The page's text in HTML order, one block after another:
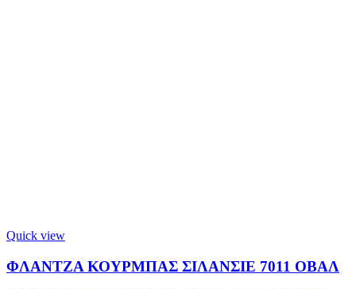
Quick view
ΦΛΑΝΤΖΑ ΚΟΥΡΜΠΑΣ ΣΙΛΑΝΣΙΕ 7011 ΟΒΑΛ